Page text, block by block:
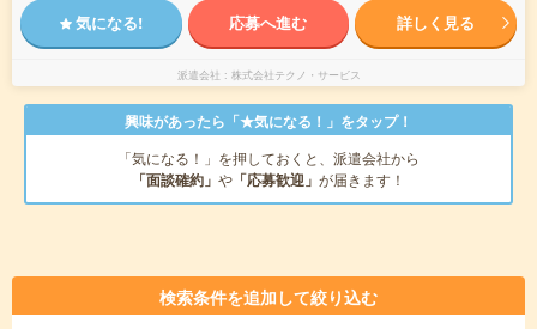
気になる! 応募へ進む 詳しく見る
派遣会社 株式会社テクノ・サービス
興味があったら「★気になる！」をタップ！
「気になる！」を押しておくと、派遣会社から
「面談確約」 や 「応募歓迎」 が届きます！
検索条件を追加して絞り込む